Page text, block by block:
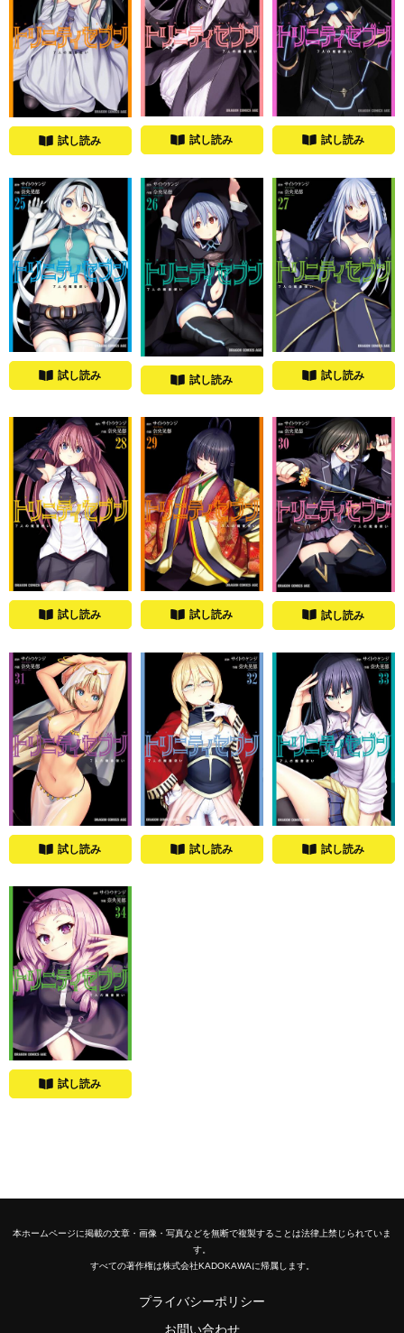
試し読み 試し読み 試し読み
試し読み 試し読み 試し読み
試し読み 試し読み 試し読み
試し読み 試し読み 試し読み
試し読み
本ホームページに掲載の文章・画像・写真などを無断で複製することは法律上禁じられていま
す。
すべての著作権は株式会社KADOKAWAに帰属します。
プライバシーポリシー
お問い合わせ